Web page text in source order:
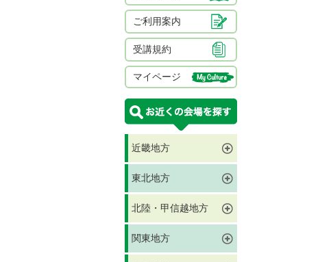
ご利用案内
受講規約
マイページ
近畿地方
東北地方
北陸・甲信越地方
関東地方